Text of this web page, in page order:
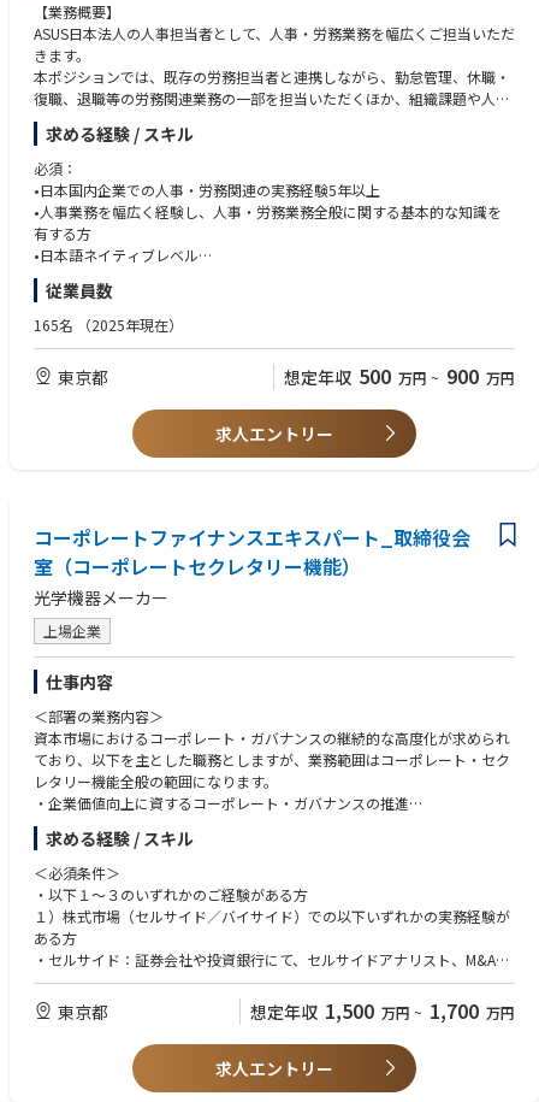
【業務概要】
ASUS日本法人の人事担当者として、人事・労務業務を幅広くご担当いただ
きます。
本ポジションでは、既存の労務担当者と連携しながら、勤怠管理、休職・
復職、退職等の労務関連業務の一部を担当いただくほか、組織課題や人事
課題の分析、人員配置・組織体制の検討、人事施策の企画・実行など、幅
広い人事業務に携わっていただきます。
また、経営層や各部門責任者と連携し、組織戦略や人材戦略の観点から、
組織・人員に関する課題を整理し、改善施策の企画・実行を推進していた
だきます。PIP（Performance Improvement Plan）や組織改編、人員最適
化等の人事施策にも関わり、事業成長を支える戦略人事としてご活躍いた
だくことを期待しています。
して主体的に取り組み、幅広い人事経験を積むことができるポジションで
す。
人事業務全般・HR企画
•組織および人事課題の分析、課題解決に向けた施策の企画・実行
•経営層および各部門責任者との連携による人事課題の解決支援
労務管理
•既存の労務担当者と連携した労務関連業務の一部担当
•勤怠管理、休職・復職、退職等に関する各種対応
•従業員からの労務関連相談への対応および関係部署との調整
•労務関連業務における課題の把握および業務改善の推進
組織・人員戦略
•事業戦略に基づく人員計画、人員配置および組織体制・組織編制の企
画・提案
•組織および人員に関する課題の分析、組織開発・人員最適化に向けた施
策の立案・実行
•組織改編等の組織・人事施策の企画・推進
•PIP（Performance Improvement Plan）等の人事施策への対応・推進
求める経験 / スキル
必須：
•日本国内企業での人事・労務関連の実務経験5年以上
•人事業務を幅広く経験し、人事・労務業務全般に関する基本的な知識を
有する方
•日本語ネイティブレベル
•英語ビジネス会話可能なレベル もしくは 中国語ビジネスレベル＋英語日
常会話レベル（読み書き聞き取り）
•組織人事、人事企画またはHRBPとしての実務経験
•PIP（Performance Improvement Plan）、人員最適化に関する実務経験
•外資系企業またはグローバル企業での人事経験
従業員数
165名 （2025年現在）
東京都 想定年収 500 万円 ~ 900 万円
求人エントリー
コーポレートファイナンスエキスパート_取締役会
室（コーポレートセクレタリー機能）
光学機器メーカー
上場企業
仕事内容
＜部署の業務内容＞
資本市場におけるコーポレート・ガバナンスの継続的な高度化が求められ
ており、以下を主とした職務としますが、業務範囲はコーポレート・セク
レタリー機能全般の範囲になります。
・企業価値向上に資するコーポレート・ガバナンスの推進
・株主・投資家の要望を反映した取締役会の企画・運営
・企業価値向上に向けた取締役会の取り組みの支援
・資本市場と取締役会の双方のコミュケーション支援
・財務分析・企業価値評価による監督支援
・執行との連携による重要経営課題への対応
・IR/SR部門との連携、適切な情報開示
コーポレートファイナンス領域のエキスパートとして、以下の実現のため
コーポレート・セクレタリー機能として推進いただきます。
・ファイナンスの専門性および投資家視点から、取締役会室の機能全般に
関わり、企業価値向上の成果につなげていく。
・コーポレートセクレタリーの支援を主導し、コーポレート・セクレタリ
求める経験 / スキル
＜必須条件＞
・以下１～３のいずれかのご経験がある方
１）株式市場（セルサイド／バイサイド）での以下いずれかの実務経験が
ある方
・セルサイド：証券会社や投資銀行にて、セルサイドアナリスト、M&Aア
ドバイザリー、経営再建・企業価値向上支援等を通じた企業価値の分析・
評価・提案の実務経験
・バイサイド：機関投資家、投資ファンド（上場企業投資のほか、プライ
ベート・エクイティファンド含む）、投資信託会社、生命保険会社、損害
保険会社等においてファンドマネージャー、アナリスト、投資担当者とし
て、上場企業・投資先企業に対する企業価値の分析・評価、投資判断、エ
東京都 想定年収 1,500 万円 ~ 1,700 万円
求人エントリー